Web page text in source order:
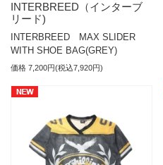
INTERBREED（インターブ
リード)
INTERBREED MAX SLIDER
WITH SHOE BAG(GREY)
価格 7,200円(税込7,920円)